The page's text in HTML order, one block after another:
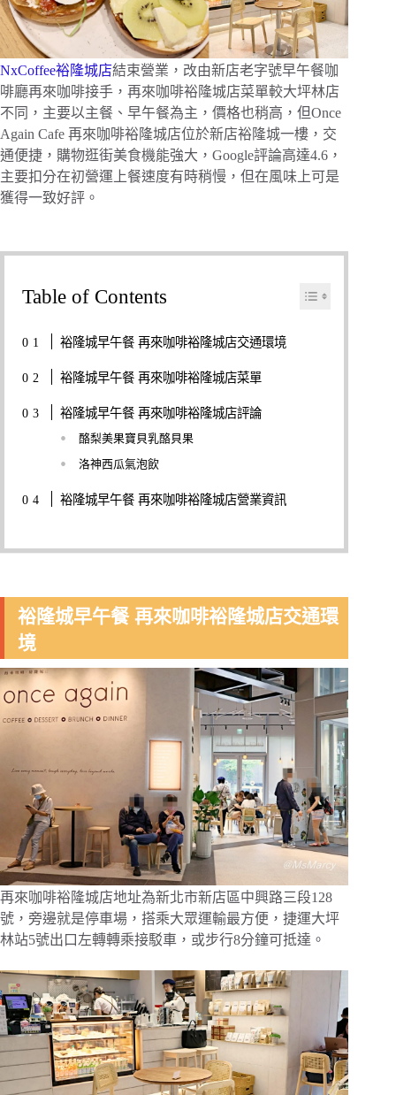
NxCoffee裕隆城店結束營業，改由新店老字號早午餐咖
啡廳再來咖啡接手，再來咖啡裕隆城店菜單較大坪林店
不同，主要以主餐、早午餐為主，價格也稍高，但Once
Again Cafe 再來咖啡裕隆城店位於新店裕隆城一樓，交
通便捷，購物逛街美食機能強大，Google評論高達4.6，
主要扣分在初營運上餐速度有時稍慢，但在風味上可是
獲得一致好評。
Table of Contents
裕隆城早午餐 再來咖啡裕隆城店交通環境
裕隆城早午餐 再來咖啡裕隆城店菜單
裕隆城早午餐 再來咖啡裕隆城店評論
酪梨美果寶貝乳酪貝果
洛神西瓜氣泡飲
裕隆城早午餐 再來咖啡裕隆城店營業資訊
裕隆城早午餐 再來咖啡裕隆城店交通環
境
再來咖啡裕隆城店地址為新北市新店區中興路三段128
號，旁邊就是停車場，搭乘大眾運輸最方便，捷運大坪
林站5號出口左轉轉乘接駁車，或步行8分鐘可抵達。